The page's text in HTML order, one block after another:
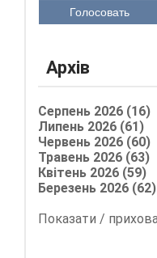
Голосовать
Архів
Серпень 2026 (16)
Липень 2026 (61)
Червень 2026 (60)
Травень 2026 (63)
Квітень 2026 (59)
Березень 2026 (62)
Показати /